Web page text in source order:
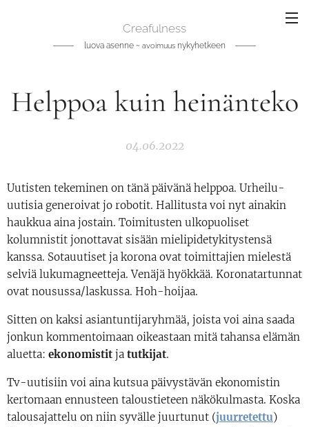
Creafulness
luova asenne ~ avoimuusnykyhetkeen
Helppoa kuin heinänteko
04.06.2022
Uutisten tekeminen on tänä päivänä helppoa. Urheilu-
uutisia generoivat jo robotit. Hallitusta voi nyt ainakin
haukkua aina jostain. Toimitusten ulkopuoliset
kolumnistit jonottavat sisään mielipidetykitystensä
kanssa. Sotauutiset ja korona ovat toimittajien mielestä
selviä lukumagneetteja. Venäjä hyökkää. Koronatartunnat
ovat nousussa/laskussa. Hoh-hoijaa.
Sitten on kaksi asiantuntijaryhmää, joista voi aina saada
jonkun kommentoimaan oikeastaan mitä tahansa elämän
aluetta: ekonomistit ja tutkijat.
Tv-uutisiin voi aina kutsua päivystävän ekonomistin
kertomaan ennusteen taloustieteen näkökulmasta. Koska
talousajattelu on niin syvälle juurtunut (juurretettu)